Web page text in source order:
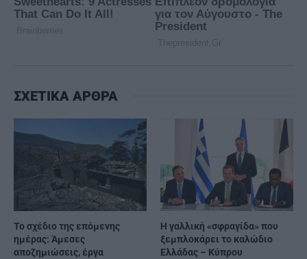
ΣΧΕΤΙΚΑ ΑΡΘΡΑ
Το σχέδιο της επόμενης
ημέρας: Άμεσες
αποζημιώσεις, έργα
Η γαλλική «σφραγίδα» που
ξεμπλοκάρει το καλώδιο
Ελλάδας – Κύπρου